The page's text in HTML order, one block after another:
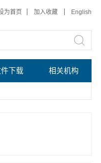
为首页 加入收藏 English
下载 相关机构